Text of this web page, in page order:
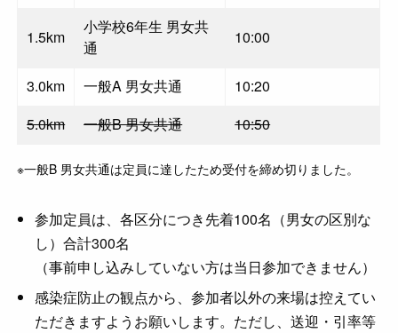
1.5km
小学校6年生 男女共
通
10:00
3.0km 一般A 男女共通
10:20
5.0km
一般B 男女共通 10:50
※一般B 男女共通は定員に達したため受付を締め切りました。
参加定員は、各区分につき先着100名（男女の区別な
し）合計300名
（事前申し込みしていない方は当日参加できません）
感染症防止の観点から、参加者以外の来場は控えてい
ただきますようお願いします。ただし、送迎・引率等